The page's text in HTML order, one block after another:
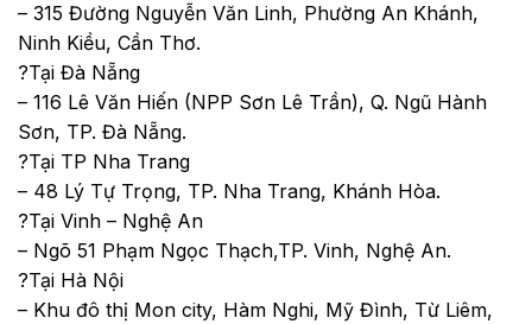
– 315 Đường Nguyễn Văn Linh, Phường An Khánh,
Ninh Kiều, Cần Thơ.
?Tại Đà Nẵng
– 116 Lê Văn Hiến (NPP Sơn Lê Trần), Q. Ngũ Hành
Sơn, TP. Đà Nẵng.
?Tại TP Nha Trang
– 48 Lý Tự Trọng, TP. Nha Trang, Khánh Hòa.
?Tại Vinh – Nghệ An
– Ngõ 51 Phạm Ngọc Thạch,TP. Vinh, Nghệ An.
?Tại Hà Nội
– Khu đô thị Mon city, Hàm Nghi, Mỹ Đình, Từ Liêm,